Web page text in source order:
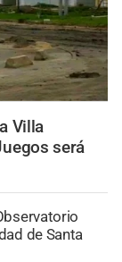
Villa
será
de Santa